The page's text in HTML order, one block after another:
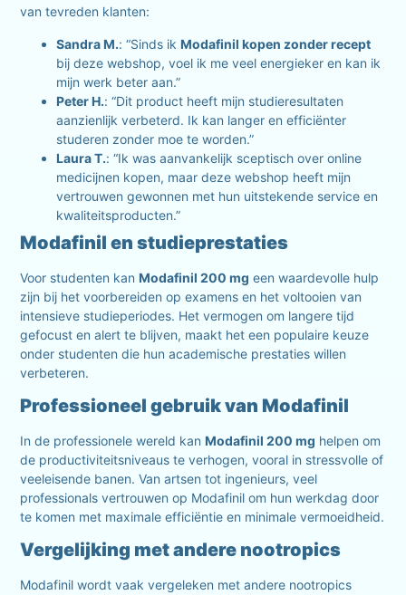
van tevreden klanten:
Sandra M.: “Sinds ikModafinil kopen zonder recept
bij deze webshop, voel ik me veel energieker en kan ik
mijn werk beter aan.”
Peter H.: “Dit product heeft mijn studieresultaten
aanzienlijk verbeterd. Ik kan langer en efficiënter
studeren zonder moe te worden.”
Laura T.: “Ik was aanvankelijk sceptisch over online
medicijnen kopen, maar deze webshop heeft mijn
vertrouwen gewonnen met hun uitstekende service en
kwaliteitsproducten.”
Modafinil en studieprestaties
Voor studenten kanModafinil 200 mg een waardevolle hulp
zijn bij het voorbereiden op examens en het voltooien van
intensieve studieperiodes. Het vermogen om langere tijd
gefocust en alert te blijven, maakt het een populaire keuze
onder studenten die hun academische prestaties willen
verbeteren.
Professioneel gebruik van Modafinil
In de professionele wereld kanModafinil 200 mg helpen om
de productiviteitsniveaus te verhogen, vooral in stressvolle of
veeleisende banen. Van artsen tot ingenieurs, veel
professionals vertrouwen op Modafinil om hun werkdag door
te komen met maximale efficiëntie en minimale vermoeidheid.
Vergelijking met andere nootropics
Modafinil wordt vaak vergeleken met andere nootropics